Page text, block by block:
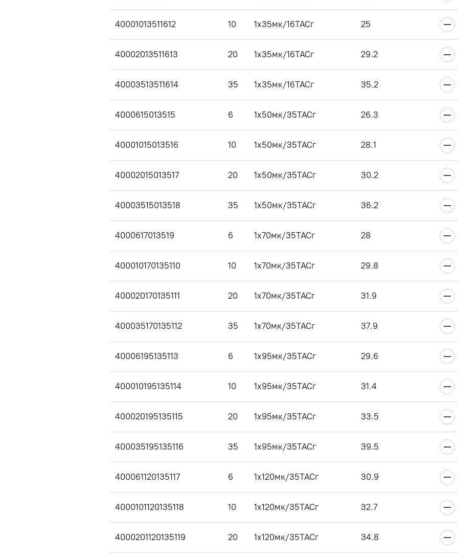
40001013511612 10 1x35мк/16ТАСг 25
40002013511613 20 1x35мк/16ТАСг 29.2
40003513511614 35 1x35мк/16ТАСг 35.2
4000615013515 6 1x50мк/35ТАСг 26.3
40001015013516 10 1x50мк/35ТАСг 28.1
40002015013517 20 1x50мк/35ТАСг 30.2
40003515013518 35 1x50мк/35ТАСг 36.2
4000617013519 6 1x70мк/35ТАСг 28
400010170135110 10 1x70мк/35ТАСг 29.8
400020170135111 20 1x70мк/35ТАСг 31.9
400035170135112 35 1x70мк/35ТАСг 37.9
40006195135113 6 1x95мк/35ТАСг 29.6
400010195135114 10 1x95мк/35ТАСг 31.4
400020195135115 20 1x95мк/35ТАСг 33.5
400035195135116 35 1x95мк/35ТАСг 39.5
400061120135117 6 1x120мк/35ТАСг 30.9
4000101120135118 10 1x120мк/35ТАСг 32.7
4000201120135119 20 1x120мк/35ТАСг 34.8